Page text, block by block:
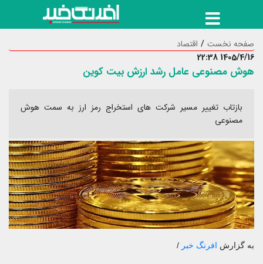
صفحه نخست
اقتصاد
1405/4/16 22:38
هوش مصنوعی عامل رشد ارزش بیت کوین
بازتاب تغییر مسیر شرکت های استخراج رمز ارز به سمت هوش
مصنوعی
به گزارش افرنگ خبر /